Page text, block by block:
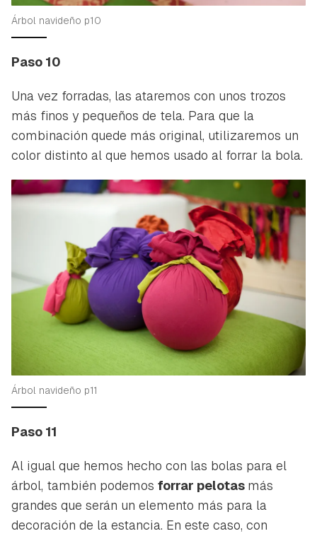
Árbol navideño p10
Paso 10
Una vez forradas, las ataremos con unos trozos
más finos y pequeños de tela. Para que la
combinación quede más original, utilizaremos un
color distinto al que hemos usado al forrar la bola.
Árbol navideño p11
Paso 11
Al igual que hemos hecho con las bolas para el
árbol, también podemos forrar pelotas más
grandes que serán un elemento más para la
decoración de la estancia. En este caso, con